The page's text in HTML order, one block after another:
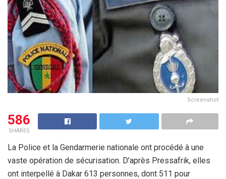
Screenshot
586
SHARES
La Police et la Gendarmerie nationale ont procédé à une
vaste opération de sécurisation. D’après Pressafrik, elles
ont interpellé à Dakar 613 personnes, dont 511 pour